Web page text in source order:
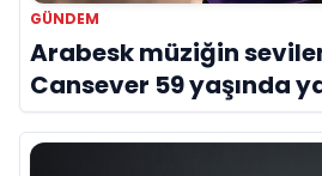
GÜNDEM
Arabesk müziğin
Cansever 59 yaşında